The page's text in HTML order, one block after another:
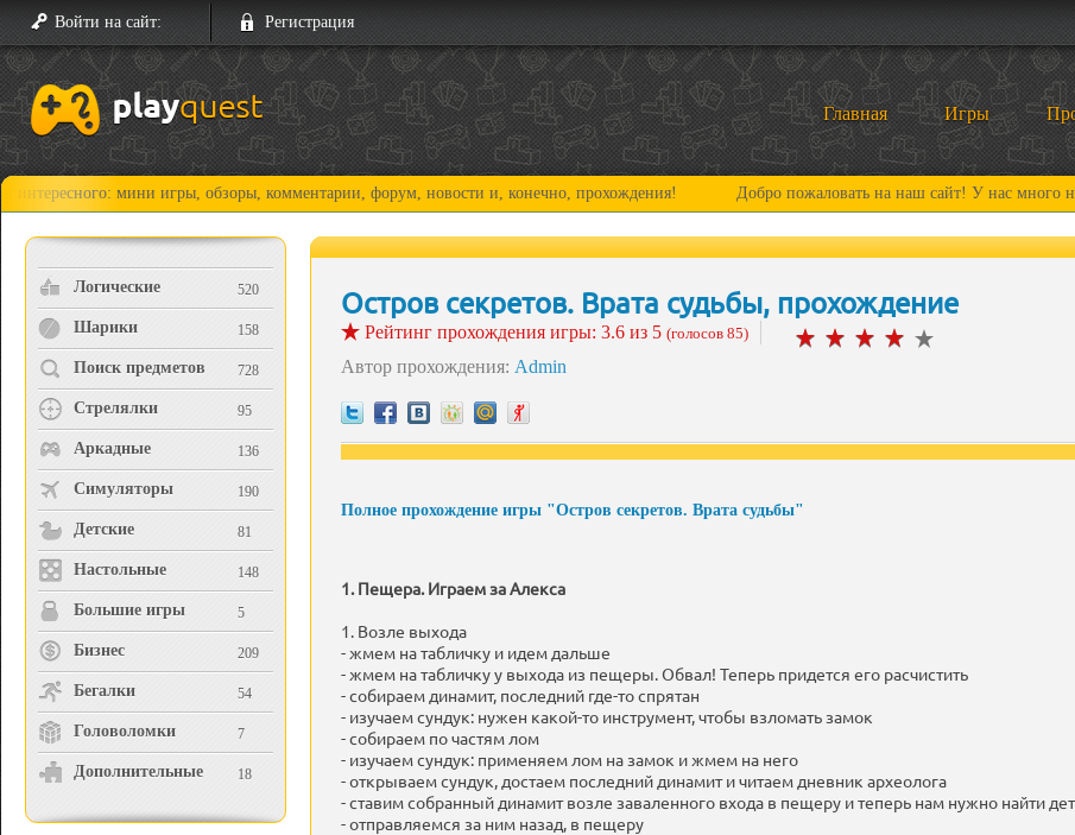
Войти на сайт: Регистрация
Главная Игры
мини игры, обзоры, комментарии, форум, новости и, конечно, прохождения! Добро пожаловать на наш сайт! У нас много нового
Логические 520
Шарики 158
Поиск предметов 728
Стрелялки 95
Аркадные 136
Симуляторы 190
Детские 81
Настольные 148
Большие игры 5
Бизнес 209
Бегалки 54
Головоломки 7
Дополнительные 18
Остров секретов. Врата судьбы, прохождение
Рейтинг прохождения игры: 3.6 из 5 (голосов 85)
Автор прохождения: Admin
Полное прохождение игры "Остров секретов. Врата судьбы"
1. Пещера. Играем за Алекса
1. Возле выхода
- жмем на табличку и идем дальше
- жмем на табличку у выхода из пещеры. Обвал! Теперь придется его расчистить
- собираем динамит, последний где-то спрятан
- изучаем сундук: нужен какой-то инструмент, чтобы взломать замок
- собираем по частям лом
- изучаем сундук: применяем лом на замок и жмем на него
- открываем сундук, достаем последний динамит и читаем дневник археолога
- ставим собранный динамит возле заваленного входа в пещеру и теперь нам нужно найти
- отправляемся за ним назад, в пещеру